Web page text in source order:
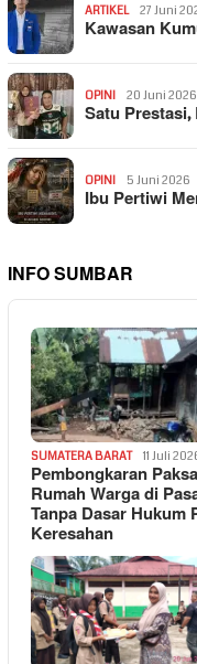
ARTIKEL 27 Juni
Kawasan
OPINI 20 Juni 2026
Satu
OPINI 5 Juni 2026
Ibu Pertiwi
INFO SUMBAR
SUMATERA BARAT 11 Juli
Pembongkaran Paksa
Rumah Warga di
Tanpa Dasar Hukum
Keresahan